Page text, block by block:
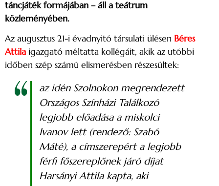
táncjáték formájában – áll a teátrum
közleményében.
Az augusztus 21-i évadnyitó társulati ülésen Béres
Attila igazgató méltatta kollégáit, akik az utóbbi
időben szép számú elismerésben részesültek:
az idén Szolnokon megrendezett
Országos Színházi Találkozó
legjobb előadása a miskolci
Ivanovlett (rendező: Szabó
Máté), a címszerepért a legjobb
férfi főszereplőnek járó díjat
Harsányi Attila kapta, aki